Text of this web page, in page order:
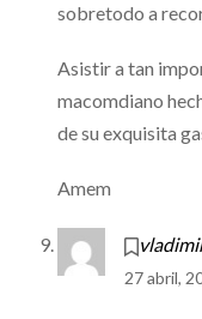
sobretodo a
Asistir a tan
macomdiano
de su exquisita
Amem
27 abril,